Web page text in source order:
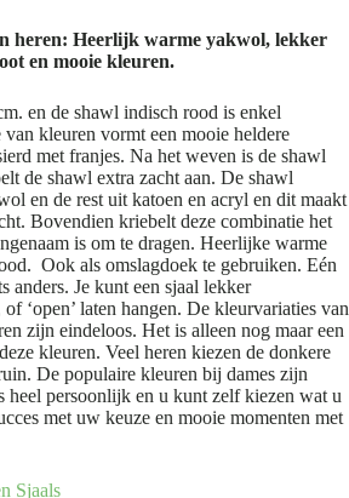
heren: Heerlijk warme yakwol, lekker
en mooie kleuren.
en de shawl indisch rood is enkel
kleuren vormt een mooie heldere
met franjes. Na het weven is de shawl
de shawl extra zacht aan. De shawl
en de rest uit katoen en acryl en dit maakt
Bovendien kriebelt deze combinatie het
is om te dragen. Heerlijke warme
Ook als omslagdoek te gebruiken. Eén
anders. Je kunt een sjaal lekker
‘open’ laten hangen. De kleurvariaties van
zijn eindeloos. Het is alleen nog maar een
kleuren. Veel heren kiezen de donkere
De populaire kleuren bij dames zijn
heel persoonlijk en u kunt zelf kiezen wat u
met uw keuze en mooie momenten met
Sjaals